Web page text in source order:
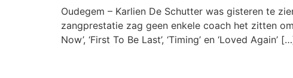
Oudegem – Karlien De Schutter was gisteren te
zangprestatie zag geen enkele coach het zitten
Now’, ‘First To Be Last’, ‘Timing’ en ‘Loved Again’